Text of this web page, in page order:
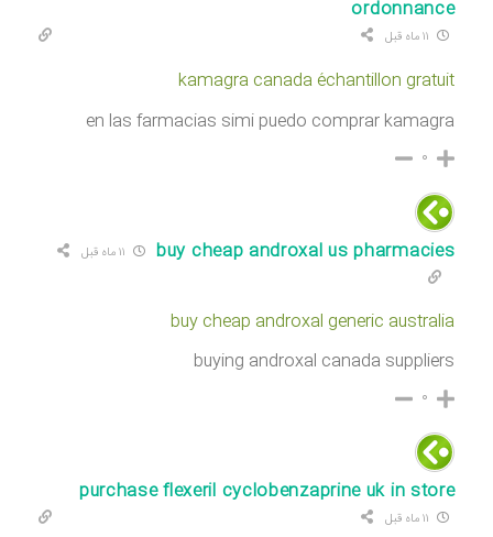
ordonnance
kamagra canada échantillon gratuit
en las farmacias simi puedo comprar kamagra
۰
buy cheap androxal us pharmacies
buy cheap androxal generic australia
buying androxal canada suppliers
۰
purchase flexeril cyclobenzaprine uk in store